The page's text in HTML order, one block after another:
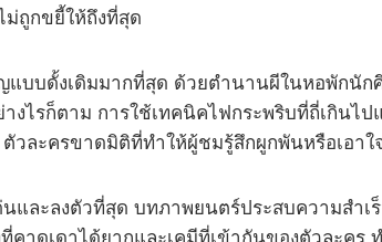
ม่ถูกขยี้ให้ถึงที่สุด
บบดั้งเดิมมากที่สุด ด้วยตำนานผีในหอพักนัก
างไรก็ตาม การใช้เทคนิคไฟกระพริบที่ถี่เกิน
วละครขาดมิติที่ทำให้ผู้ชมรู้สึกผูกพันหรือเอาใ
และลงตัวที่สุด บทภาพยนตร์ประสบความสำ
คาดเดาได้ยากและเคมีที่เข้ากันของตัวละคร